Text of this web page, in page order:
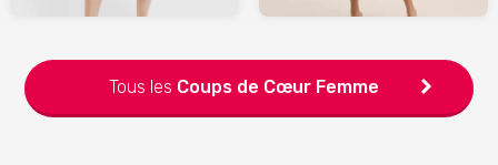
Tous les Coups de CœurFemme